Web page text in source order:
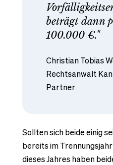
beträgt dann
100.000 €."
Christian Tobias
Rechtsanwalt
Partner
Sollten sich beide einig
bereits im
dieses Jahres haben